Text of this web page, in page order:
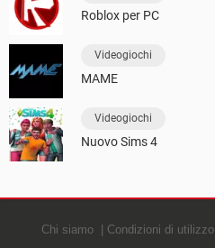
Roblox per PC
Videogiochi
MAME
Videogiochi
Nuovo Sims 4
Chi siamo Condizioni di utilizzo